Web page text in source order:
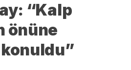
“Kalp
önüne